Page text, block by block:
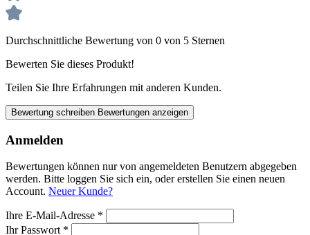
Durchschnittliche Bewertung von 0 von 5 Sternen
Bewerten Sie dieses Produkt!
Teilen Sie Ihre Erfahrungen mit anderen Kunden.
Bewertung schreiben Bewertungen anzeigen
Anmelden
Bewertungen können nur von angemeldeten Benutzern abgegeben
werden. Bitte loggen Sie sich ein, oder erstellen Sie einen neuen
Account. Neuer Kunde?
Ihre E-Mail-Adresse *
Ihr Passwort *